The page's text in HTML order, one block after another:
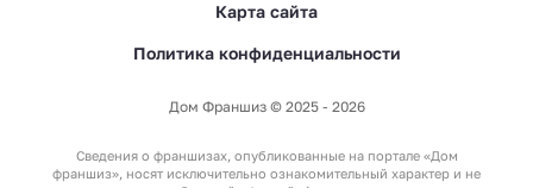
Карта сайта
Политика конфиденциальности
Дом Франшиз © 2025 - 2026